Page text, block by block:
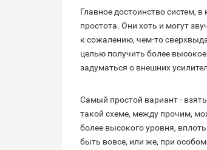
Главное достоинство систем,
простота. Они хоть и могут
к сожалению, чем-то
целью получить более
задуматься о внешних
Самый простой вариант -
такой схеме, между прочим,
более высокого уровня,
быть вовсе, или же, при